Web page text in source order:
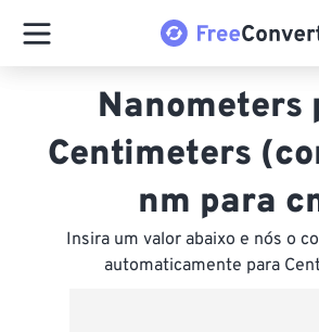
Nanometers
Centimeters
nm para
Insira um valor abaixo e nós o
automaticamente para